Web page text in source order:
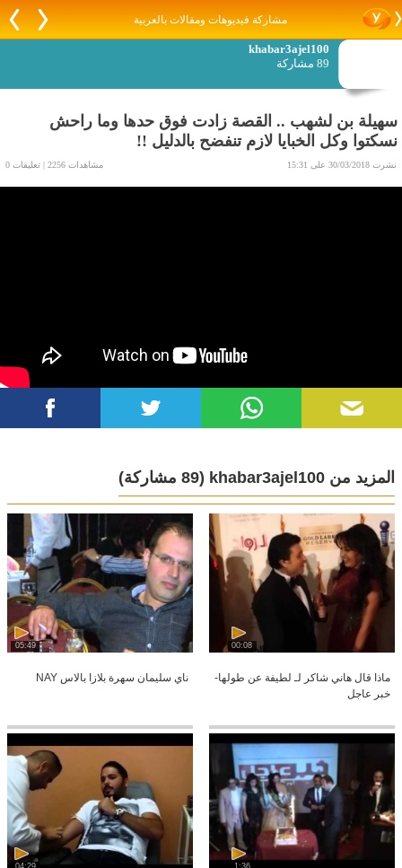
مشاركة فيديوهات ومقالات بالعربية
khabar3ajel100
89 مشاركة
سهيلة بن لشهب .. القصة زادت فوق حدها وما راحش
نسكتوا وكل الخبايا لازم تنفضح بالدليل !!
نشرت 30/03/2018 على 15:31 مشاهدات 2256 | تعليقات 0
المزيد من khabar3ajel100 (89 مشاركة)
00:08
ماذا قال هاني شاكر لـ لطيفة عن طولها-
خبر عاجل
05:49
ناي سليمان سهرة بلازا بالاس NAY
1:36
04:29